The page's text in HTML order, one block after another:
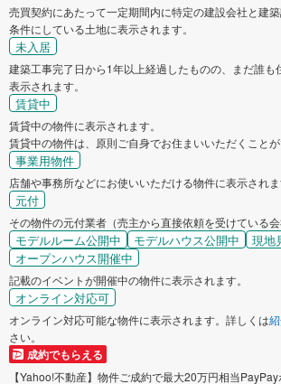
売買契約にあたって一定期間内に特定の建設会社と建
条件にしている土地に表示されます。
未入居
建築工事完了日から1年以上経過したものの、まだ誰も
表示されます。
賃貸中
賃貸中の物件に表示されます。
賃貸中の物件は、原則ご自身でお住まいいただくことが
事業用物件
店舗や事務所などにお使いいただける物件に表示されま
元付
その物件の元付業者（売主から直接依頼を受けている会
モデルルーム公開中 モデルハウス公開中
現地
オープンハウス開催中
記載のイベントが開催中の物件に表示されます。
オンライン対応可
オンライン対応可能な物件に表示されます。詳しくは
さい。
成約でもらえる
【Yahoo!不動産】物件ご成約で最大20万円相当